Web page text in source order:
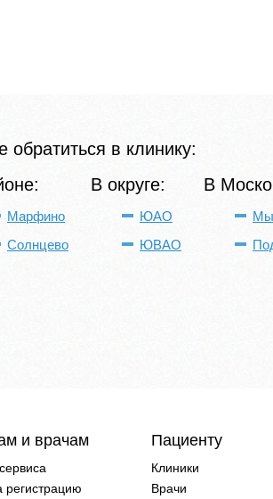
в клинику:
Марфино
Солнцево
В округе:
ЮАО
ЮВАО
В
и врачам
регистрацию
Пациенту
Клиники
Врачи